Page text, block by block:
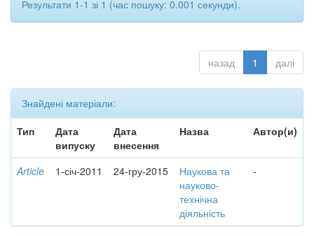
Результати 1-1 зі 1 (час пошуку: 0.001 секунди).
назад 1 далі
Знайдені матеріали:
Тип
Дата
випуску
Дата
внесення
Назва Автор(и)
Article 1-січ-2011 24-гру-2015
Наукова та
науково-
технічна
діяльність
-